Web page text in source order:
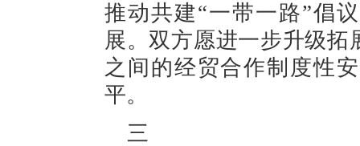
推动共建“一带一路”倡
展。双方愿进一步升级
之间的经贸合作制度性
平。
三